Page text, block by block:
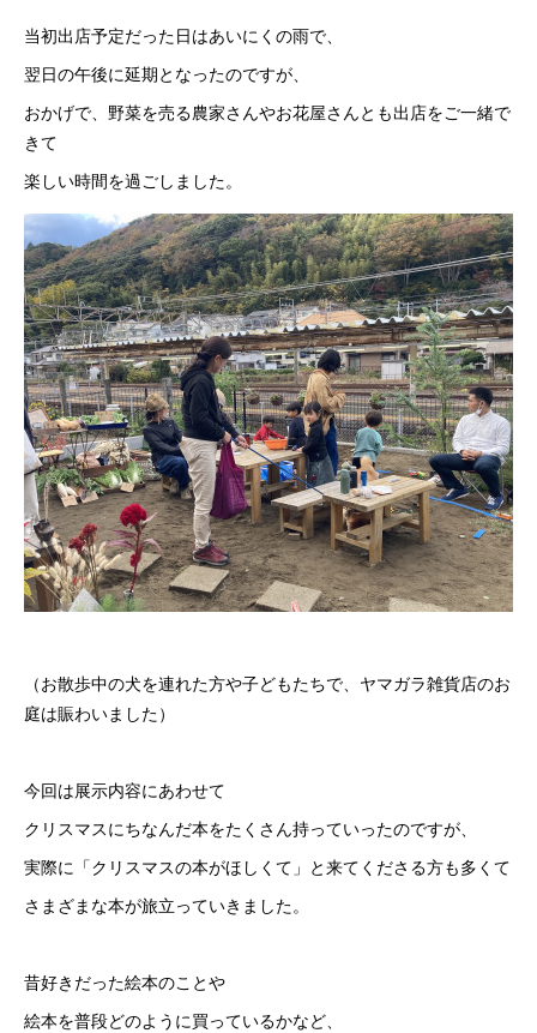
当初出店予定だった日はあいにくの雨で、
翌日の午後に延期となったのですが、
おかげで、野菜を売る農家さんやお花屋さんとも出店をご一緒で
きて
楽しい時間を過ごしました。
（お散歩中の犬を連れた方や子どもたちで、ヤマガラ雑貨店のお
庭は賑わいました）
今回は展示内容にあわせて
クリスマスにちなんだ本をたくさん持っていったのですが、
実際に「クリスマスの本がほしくて」と来てくださる方も多くて
さまざまな本が旅立っていきました。
昔好きだった絵本のことや
絵本を普段どのように買っているかなど、